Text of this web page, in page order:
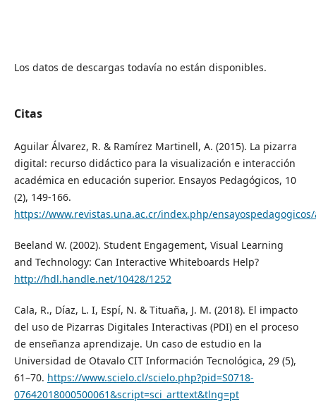
Los datos de descargas todavía no están disponibles.
Citas
Aguilar Álvarez, R. & Ramírez Martinell, A. (2015). La pizarra
digital: recurso didáctico para la visualización e interacción
académica en educación superior. Ensayos Pedagógicos, 10
(2), 149-166.
https://www.revistas.una.ac.cr/index.php/
Beeland W. (2002). Student Engagement, Visual Learning
and Technology: Can Interactive Whiteboards Help?
http://hdl.handle.net/10428/1252
Cala, R., Díaz, L. I, Espí, N. & Tituaña, J. M. (2018). El impacto
del uso de Pizarras Digitales Interactivas (PDI) en el proceso
de enseñanza aprendizaje. Un caso de estudio en la
Universidad de Otavalo CIT Información Tecnológica, 29 (5),
61–70. https://www.scielo.cl/scielo.php?pid=S0718-
07642018000500061&script=sci_arttext&tlng=pt